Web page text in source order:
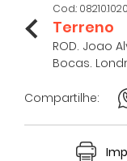
Cod.: 08210.1020
Terreno
ROD. Joao
Bocas.
Compartilhe: